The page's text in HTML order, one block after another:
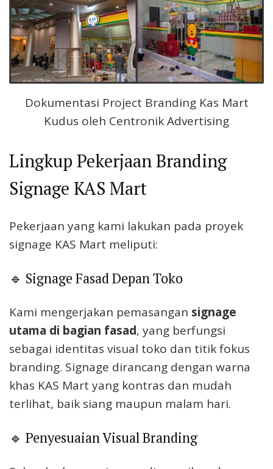
Dokumentasi Project Branding Kas Mart
Kudus oleh Centronik Advertising
Lingkup Pekerjaan Branding
Signage KAS Mart
Pekerjaan yang kami lakukan pada proyek
signage KAS Mart meliputi:
🔹 Signage Fasad Depan Toko
Kami mengerjakan pemasangan signage
utama di bagian fasad, yang berfungsi
sebagai identitas visual toko dan titik fokus
branding. Signage dirancang dengan warna
khas KAS Mart yang kontras dan mudah
terlihat, baik siang maupun malam hari.
🔹 Penyesuaian Visual Branding